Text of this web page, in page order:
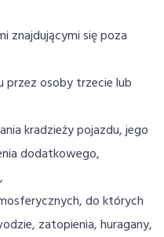
znajdującymi się poza
przez osoby trzecie lub
kradzieży pojazdu, jego
dodatkowego,
do których
zatopienia, huragany,